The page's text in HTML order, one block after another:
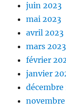
juin 2023
mai 2023
avril 2023
mars 2023
février
janvier
décembre